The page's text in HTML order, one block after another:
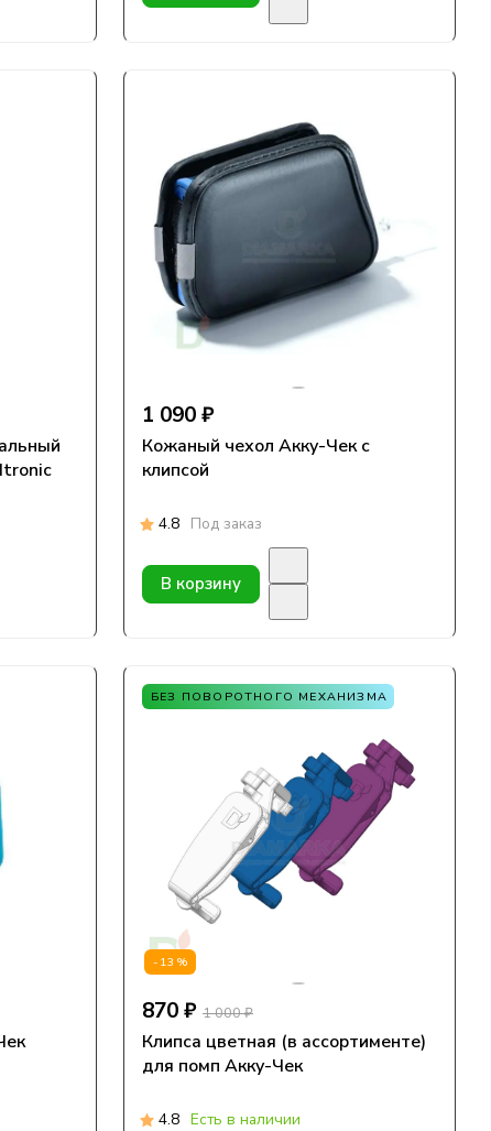
1 090 ₽
Кожаный чехол Акку-Чек с
клипсой
4.8 Под заказ
В корзину
БЕЗ ПОВОРОТНОГО МЕХАНИЗМА
-13%
870 ₽ 1 000 ₽
Клипса цветная (в ассортименте)
для помп Акку-Чек
4.8 Есть в наличии